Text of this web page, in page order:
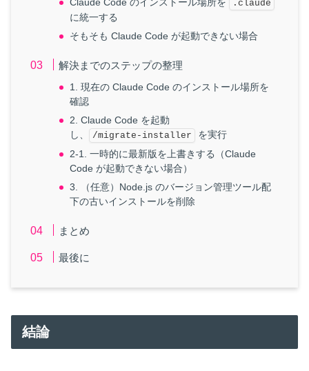
Claude Code のインストール場所を
.claude
に統一する
そもそも Claude Code が起動できない場合
解決までのステップの整理
1. 現在の Claude Code のインストール場所を
確認
2. Claude Code を起動
し、
/migrate-installer
を実行
2-1. 一時的に最新版を上書きする（Claude
Code が起動できない場合）
3. （任意）Node.js のバージョン管理ツール配
下の古いインストールを削除
まとめ
最後に
結論